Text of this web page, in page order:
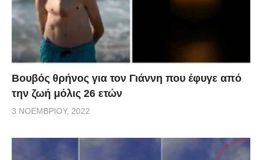
Βουβός θρήνος για τον Γιάννη που έφυγε από
την ζωή μόλις 26 ετών
3 ΝΟΕΜΒΡΊΟΥ, 2022